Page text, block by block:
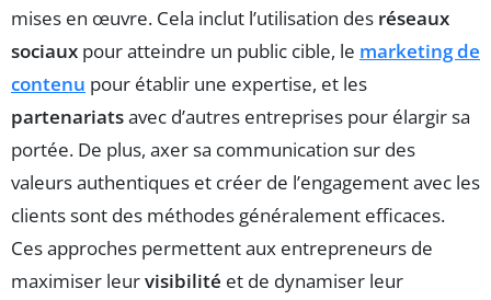
mises en œuvre. Cela inclut l’utilisation des réseaux
sociaux pour atteindre un public cible, le marketing de
contenu pour établir une expertise, et les
partenariatsavec d’autres entreprises pour élargir sa
portée. De plus, axer sa communication sur des
valeurs authentiques et créer de l’engagement avec les
clients sont des méthodes généralement efficaces.
Ces approches permettent aux entrepreneurs de
maximiser leurvisibilité et de dynamiser leur